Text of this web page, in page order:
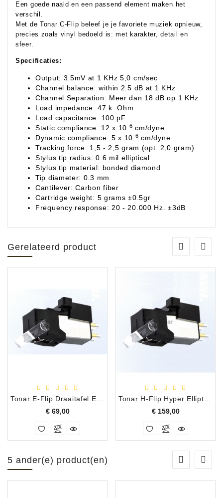
Een goede naald en een passend element maken het
verschil.
Met de Tonar C-Flip beleef je je favoriete muziek opnieuw,
precies zoals vinyl bedoeld is: met karakter, detail en
sfeer.
Specificaties:
Output: 3.5mV at 1 KHz 5,0 cm/sec
Channel balance: within 2.5 dB at 1 KHz
Channel Separation: Meer dan 18 dB op 1 KHz
Load impedance: 47 k. Ohm
Load capacitance: 100 pF
Static compliance: 12 x 10-6 cm/dyne
Dynamic compliance: 5 x 10-6 cm/dyne
Tracking force: 1,5 - 2,5 gram (opt. 2,0 gram)
Stylus tip radius: 0.6 mil elliptical
Stylus tip material: bonded diamond
Tip diameter: 0.3 mm
Cantilever: Carbon fiber
Cartridge weight: 5 grams ±0.5gr
Frequency response: 20 - 20.000 Hz. ±3dB
Gerelateerd product
€ 69,00Prijs
€ 159,00Prijs
5 ander(e) product(en)